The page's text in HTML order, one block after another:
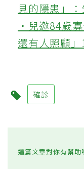
見的隱患」
‧兒邀84歲
還有人照顧
確診
這篇文章對你有幫助